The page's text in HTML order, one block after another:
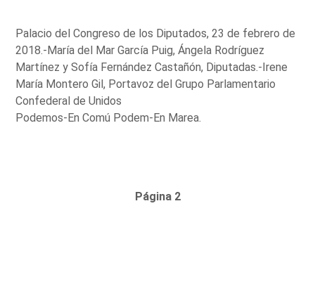
Palacio del Congreso de los Diputados, 23 de febrero de
2018.-María del Mar García Puig, Ángela Rodríguez
Martínez y Sofía Fernández Castañón, Diputadas.-Irene
María Montero Gil, Portavoz del Grupo Parlamentario
Confederal de Unidos
Podemos-En Comú Podem-En Marea.
Página 2